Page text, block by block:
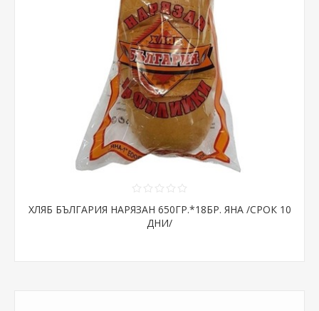
ХЛЯБ БЪЛГАРИЯ НАРЯЗАН 650ГР.*18БР. ЯНА /СРОК 10
ДНИ/